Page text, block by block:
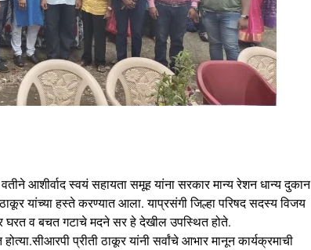
आशीर्वाद स्वयं सहायता समूह यांना सरकार मान्य रेशन धान्य दुकान
यांच्या हस्ते करण्यात आला. याप्रसंगी जिल्हा परिषद सदस्य विजय
घरत व बचत गटाचे मदने सर हे देखील उपस्थित होते.
प्रीती ठाकूर यांनी सर्वांचे आभार मानून कार्यक्रमाची